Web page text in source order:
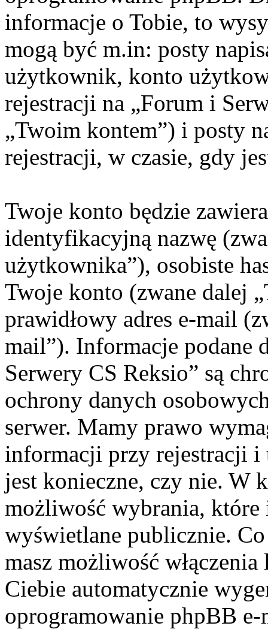
informacje o Tobie, to
mogą być m.in: posty
użytkownik, konto
rejestracji na „Forum i
„Twoim kontem”) i posty
rejestracji, w czasie, gdy
Twoje konto będzie
identyfikacyjną nazwę
użytkownika”), osobiste
Twoje konto (zwane dalej
prawidłowy adres e-mail
mail”). Informacje podane
Serwery CS Reksio” są
ochrony danych
serwer. Mamy prawo
informacji przy rejestracji i
jest konieczne, czy nie. W
możliwość wybrania,
wyświetlane publicznie.
masz możliwość
Ciebie automatycznie
oprogramowanie phpBB